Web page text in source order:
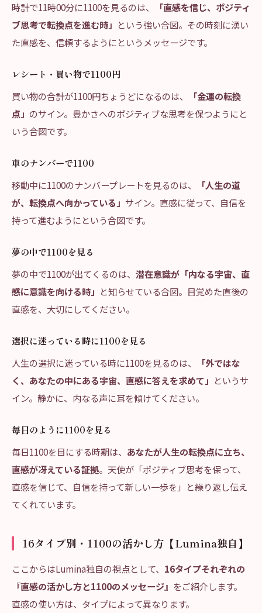
時計で11時00分に1100を見るのは、
「直感を信じ、ポジティ
ブ思考で転換点を進む時」 という強い合図。その時刻に湧い
た直感を、信頼するようにというメッセージです。
レシート・買い物で1100円
買い物の合計が1100円ちょうどになるのは、
「金運の転換
点」 のサイン。豊かさへのポジティブな思考を保つようにと
いう合図です。
車のナンバーで1100
移動中に1100のナンバープレートを見るのは、
「人生の道
が、転換点へ向かっている」 サイン。直感に従って、自信を
持って進むようにという合図です。
夢の中で1100を見る
夢の中で1100が出てくるのは、 潜在意識が「内なる宇宙、直
感に意識を向ける時」 と知らせている合図。目覚めた直後の
直感を、大切にしてください。
選択に迷っている時に1100を見る
人生の選択に迷っている時に1100を見るのは、
「外ではな
く、あなたの中にある宇宙、直感に答えを求めて」 というサ
イン。静かに、内なる声に耳を傾けてください。
毎日のように1100を見る
毎日1100を目にする時期は、 あなたが人生の転換点に立ち、
直感が冴えている証拠。天使が「ポジティブ思考を保って、
直感を信じて、自信を持って新しい一歩を」と繰り返し伝え
てくれています。
16タイプ別・1100の活かし方【Lumina独自】
ここからはLumina独自の視点として、 16タイプそれぞれの
『直感の活かし方と1100のメッセージ』 をご紹介します。
直感の使い方は、タイプによって異なります。